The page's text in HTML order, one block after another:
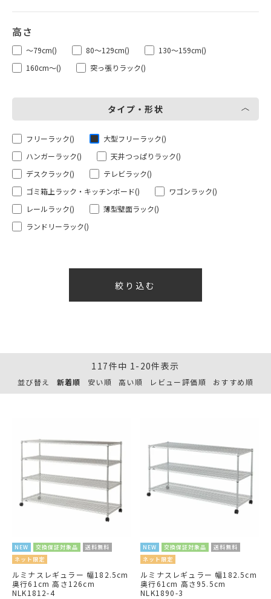
～79cm() 80～129cm() 130～159cm()
160cm～() 突っ張りラック()
タイプ・形状
フリーラック() 大型フリーラック()
ハンガーラック() 天井つっぱりラック()
デスクラック() テレビラック()
ゴミ箱上ラック・キッチンボード() ワゴンラック()
レールラック() 薄型壁面ラック()
ランドリーラック()
並び替え 新着順 安い順 高い順 レビュー評価順 おすすめ順
117件中 1- 20件表示
NEW 交換保証対象品
送料無料
ネット限定
ルミナスレギュラー 幅182.5cm
奥行61cm 高さ126cm
NLK1812-4
NEW 交換保証対象品
送料無料
ネット限定
ルミナスレギュラー 幅182.5cm
奥行61cm 高さ95.5cm
NLK1890-3